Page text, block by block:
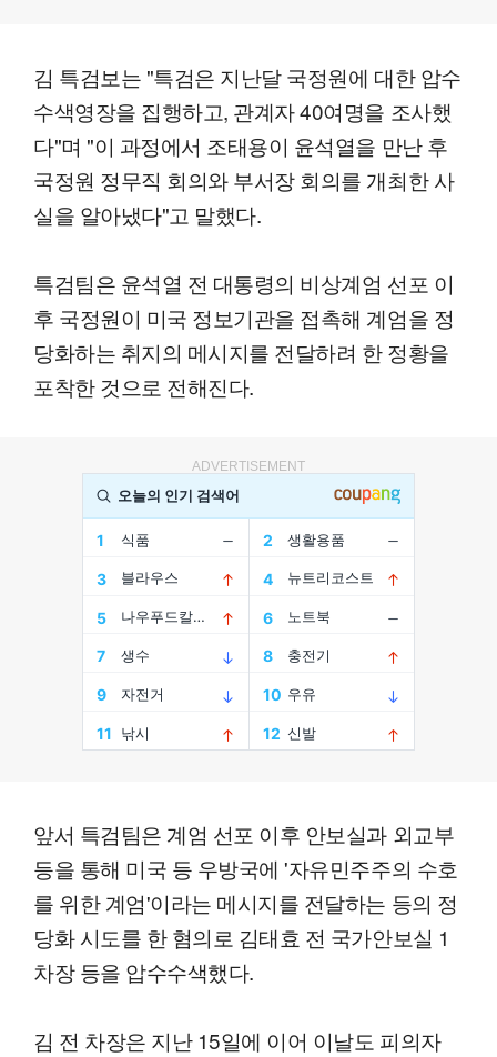
김 특검보는 "특검은 지난달 국정원에 대한 압수
수색영장을 집행하고, 관계자 40여명을 조사했
다"며 "이 과정에서 조태용이 윤석열을 만난 후
국정원 정무직 회의와 부서장 회의를 개최한 사
실을 알아냈다"고 말했다.
특검팀은 윤석열 전 대통령의 비상계엄 선포 이
후 국정원이 미국 정보기관을 접촉해 계엄을 정
당화하는 취지의 메시지를 전달하려 한 정황을
포착한 것으로 전해진다.
ADVERTISEMENT
앞서 특검팀은 계엄 선포 이후 안보실과 외교부
등을 통해 미국 등 우방국에 '자유민주주의 수호
를 위한 계엄'이라는 메시지를 전달하는 등의 정
당화 시도를 한 혐의로 김태효 전 국가안보실 1
차장 등을 압수수색했다.
김 전 차장은 지난 15일에 이어 이날도 피의자